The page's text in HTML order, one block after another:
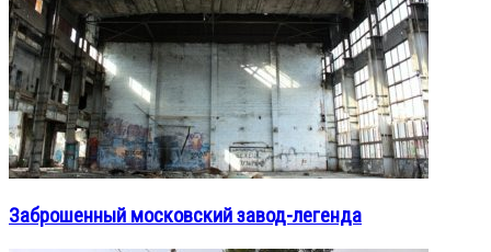
Заброшенный московский завод-легенда